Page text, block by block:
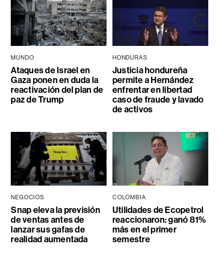
MUNDO
Ataques de Israel en
Gaza ponen en duda la
reactivación del plan de
paz de Trump
HONDURAS
Justicia hondureña
permite a Hernández
enfrentar en libertad
caso de fraude y lavado
de activos
NEGOCIOS
Snap eleva la previsión
de ventas antes de
lanzar sus gafas de
realidad aumentada
COLOMBIA
Utilidades de Ecopetrol
reaccionaron: ganó 81%
más en el primer
semestre